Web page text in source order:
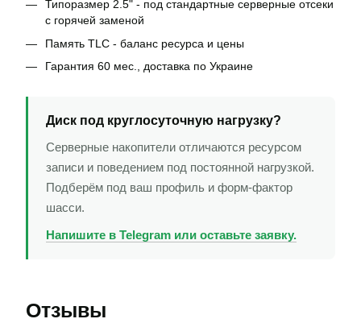
Типоразмер 2.5" - под стандартные серверные отсеки
с горячей заменой
Память TLC - баланс ресурса и цены
Гарантия 60 мес., доставка по Украине
Диск под круглосуточную нагрузку?
Серверные накопители отличаются ресурсом
записи и поведением под постоянной нагрузкой.
Подберём под ваш профиль и форм-фактор
шасси.
Напишите в Telegram или оставьте заявку.
Отзывы